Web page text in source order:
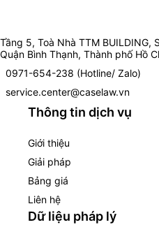
Tầng 5, Toà Nhà TTM BUILDING,
Quận Bình Thạnh, Thành phố Hồ
0971-654-238 (Hotline/ Zalo)
service.center@caselaw.vn
Thông tin dịch vụ
Giới thiệu
Giải pháp
Bảng giá
Liên hệ
Dữ liệu pháp lý